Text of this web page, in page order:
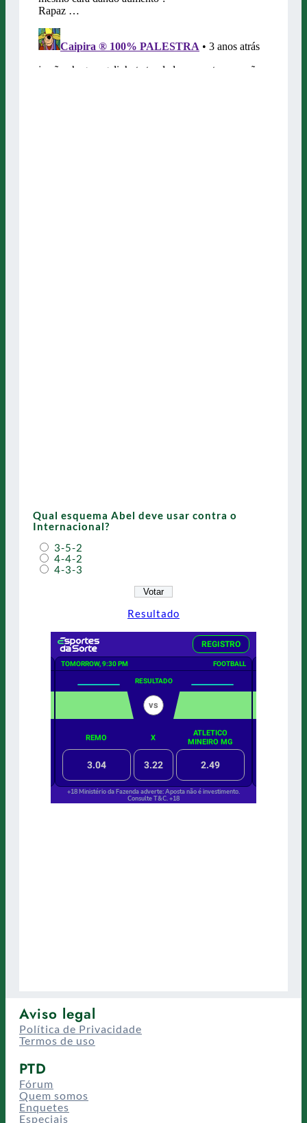
Qual esquema Abel deve usar contra o
Internacional?
3-5-2
4-4-2
4-3-3
Resultado
Aviso legal
Política de Privacidade
Termos de uso
PTD
Fórum
Quem somos
Enquetes
Especiais